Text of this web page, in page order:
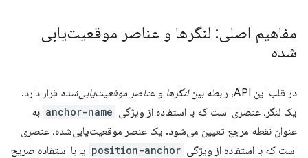
مفاهیم اصلی: لنگرها و عناصر موقعیت‌یابی
شده
در قلب این API، رابطه بین لنگرها و عناصر موقعیت‌یابی‌شده قرار دارد.
یک لنگر، عنصری است که با استفاده از ویژگی anchor-name به
عنوان نقطه مرجع تعیین می‌شود. یک عنصر موقعیت‌یابی‌شده، عنصری
است که با استفاده از ویژگی position-anchor یا با استفاده صریح